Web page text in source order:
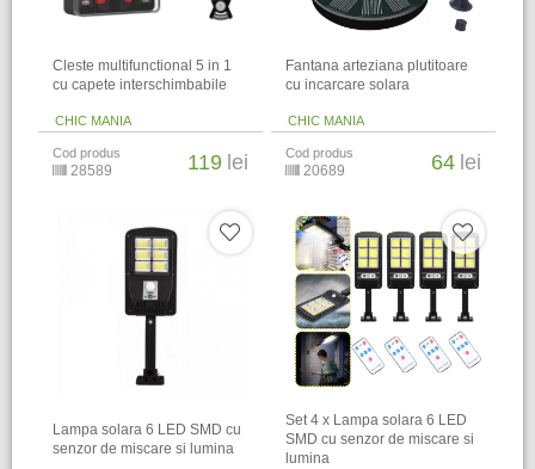
Cleste multifunctional 5 in 1
cu capete interschimbabile
CHIC MANIA
Cod produs
28589 119 lei
Fantana arteziana plutitoare
cu incarcare solara
CHIC MANIA
Cod produs
20689 64 lei
Lampa solara 6 LED SMD cu
senzor de miscare si lumina
Set 4 x Lampa solara 6 LED
SMD cu senzor de miscare si
lumina